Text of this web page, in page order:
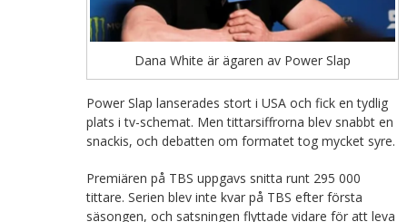
Dana White är ägaren av Power Slap
Power Slap lanserades stort i USA och fick en tydlig
plats i tv-schemat. Men tittarsiffrorna blev snabbt en
snackis, och debatten om formatet tog mycket syre.
Premiären på TBS uppgavs snitta runt 295 000
tittare. Serien blev inte kvar på TBS efter första
säsongen, och satsningen flyttade vidare för att leva